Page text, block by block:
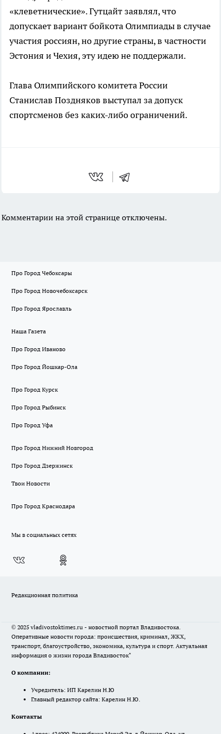
«клеветнические». Гутцайт заявлял, что
допускает вариант бойкота Олимпиады в случае
участия россиян, но другие страны, в частности
Эстония и Чехия, эту идею не поддержали.
Глава Олимпийского комитета России
Станислав Поздняков выступал за допуск
спортсменов без каких-либо ограничений.
Комментарии на этой странице отключены.
Про Город Чебоксары
Про Город Новочебоксарск
Про Город Ярославль
Наша Газета
Про Город Иваново
Про Город Йошкар-Ола
Про Город Курск
Про Город Рыбинск
Про Город Уфа
Про Город Нижний Новгород
Про Город Дзержинск
Твои Новости
Про Город Краснодара
Мы в социальных сетях
Редакционная политика
© 2025 vladivostoktimes.ru - новостной портал Владивостока.
Оперативные новости города: происшествия, криминал, ЖКХ,
транспорт, благоустройство, экономика, культура и спорт. Актуальная
информация о жизни города Владивосток"
О компании:
Учредитель: ИП Карелин Н.Ю
Главный редактор сайта: Карелин Н.Ю.
Контакты